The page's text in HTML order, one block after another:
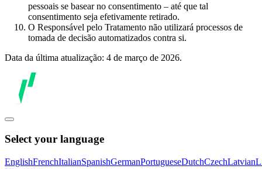
pessoais se basear no consentimento – até que tal
consentimento seja efetivamente retirado.
O Responsável pelo Tratamento não utilizará processos de
tomada de decisão automatizados contra si.
Data da última atualização: 4 de março de 2026.
Select your language
EnglishFrenchItalianSpanishGermanPortugueseDutchCzechLatvian